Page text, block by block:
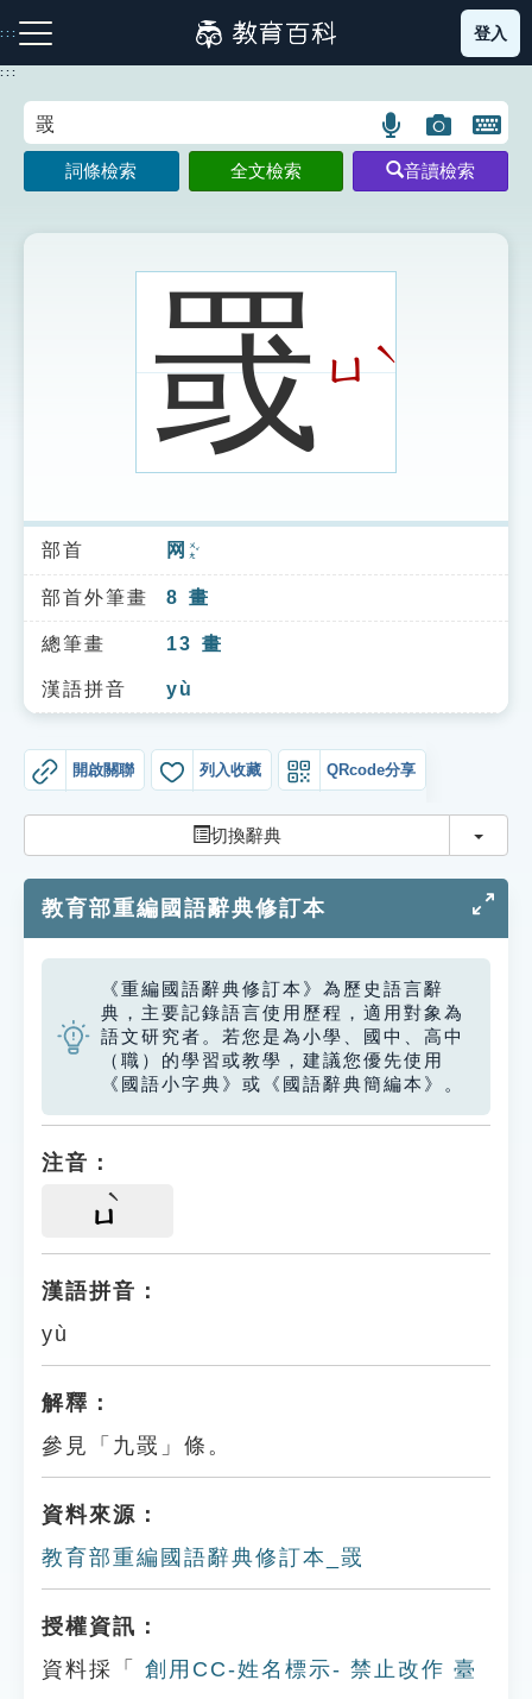
到
主
:::
注音索引圖示 筆畫索引圖示 部首索引表圖示
索引選單
知識索引
單字索引
生命大百科索引
遊戲專區
教學應用
貓頭鷹博士
登入
:::
語
言
搜
示
圖
片
搜
開
鍵
圖
詞條檢索 全文檢索 音讀檢索
罭ㄩ ˋ
部首 网 ㄨㄤˇ
部首外筆畫 8 畫
總筆畫 13 畫
漢語拼音 yù
開啟關聯 列入收藏 QRcode分享
切換辭典 切換
教育部重編國語辭典修訂本
《重編國語辭典修訂本》為歷史語言辭
典，主要記錄語言使用歷程，適用對象為
語文研究者。若您是為小學、國中、高中
（職）的學習或教學，建議您優先使用
《國語小字典》或《國語辭典簡編本》。
注音：
ㄩ
漢語拼音：
yù
解釋：
參見「九罭」條。
資料來源：
教育部重編國語辭典修訂本_罭
授權資訊：
資料採「
創用CC-姓名標示- 禁止改作 臺